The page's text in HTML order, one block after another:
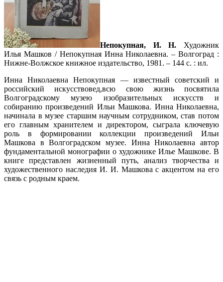
Непокупная, И. Н. Художник
Илья Машков / Непокупная Инна Николаевна. – Волгоград :
Нижне-Волжское книжное издательство, 1981. – 144 с. : ил.
Инна Николаевна Непокупная — известный советский и
российский искусствовед,всю свою жизнь посвятила
Волгоградскому музею изобразительных искусств и
собиранию произведений Ильи Машкова. Инна Николаевна,
начинала в музее старшим научным сотрудником, став потом
его главным хранителем и директором, сыграла ключевую
роль в формировании коллекции произведений Ильи
Машкова в Волгоградском музее. Инна Николаевна автор
фундаментальной монографии о художнике Илье Машкове. В
книге представлен жизненный путь, анализ творчества и
художественного наследия И. И. Машкова с акцентом на его
связь с родным краем.